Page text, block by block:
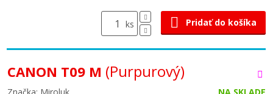
ks Pridať do košíka
CANON T09 M (Purpurový)